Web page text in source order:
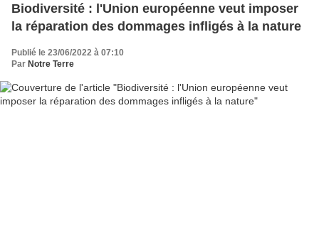
Biodiversité : l'Union européenne veut imposer
la réparation des dommages infligés à la nature
Publié le 23/06/2022 à 07:10
Par Notre Terre